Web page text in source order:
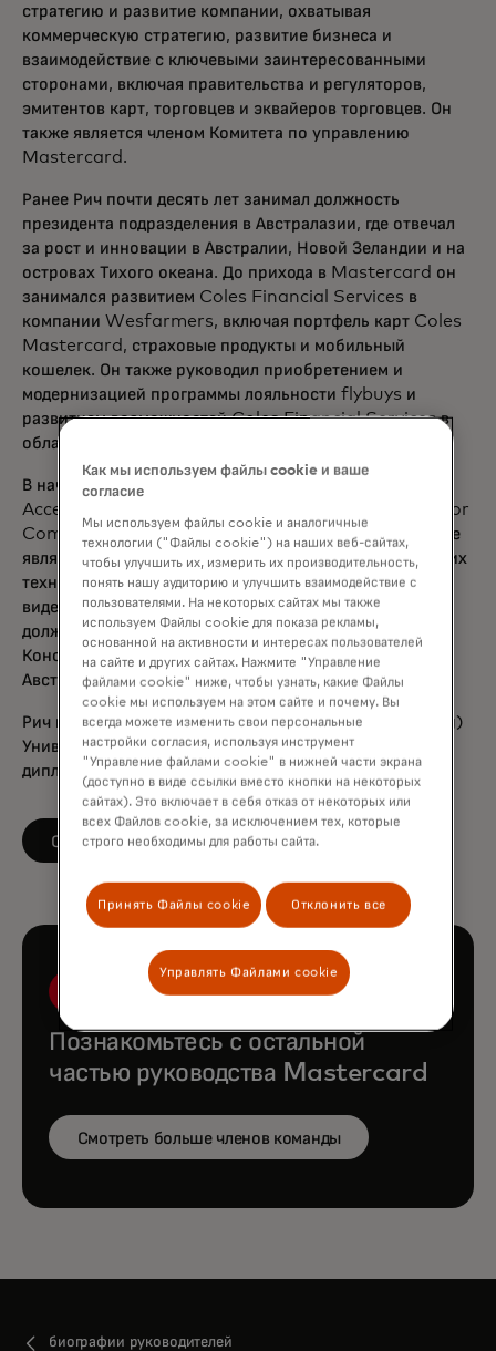
стратегию и развитие компании, охватывая
коммерческую стратегию, развитие бизнеса и
взаимодействие с ключевыми заинтересованными
сторонами, включая правительства и регуляторов,
эмитентов карт, торговцев и эквайеров торговцев. Он
также является членом Комитета по управлению
Mastercard.
Ранее Рич почти десять лет занимал должность
президента подразделения в Австралазии, где отвечал
за рост и инновации в Австралии, Новой Зеландии и на
островах Тихого океана. До прихода в Mastercard он
занимался развитием Coles Financial Services в
компании Wesfarmers, включая портфель карт Coles
Mastercard, страховые продукты и мобильный
кошелек. Он также руководил приобретением и
модернизацией программы лояльности flybuys и
развитием возможностей Coles Financial Services в
области анализа больших данных.
В начале своей карьеры Рич работал в компаниях
Accenture, Procter & Gamble, Unilever и Ford Motor
Company в Великобритании, Европе и Азии. Он также
является соучредителем стартапа в сфере медицинских
технологий, позволяющего проводить
видеоконсультации через смартфоны, и занимает
должность неисполнительного директора и члена
Консультативного совета по высоким достижениям
Австралийской федерации парусного спорта.
Рич имеет степень магистра машиностроения (M.Eng)
Университета Саутгемптона и является
дипломированным бухгалтером (ACMA, CGMA).
Следите за LinkedIn
opens in a new tab
Познакомьтесь с остальной
частью руководства Mastercard
Смотреть больше членов команды
биографии руководителей
Как мы используем файлы cookie и ваше
согласие
Мы используем файлы cookie и аналогичные
технологии ("Файлы cookie") на наших веб-сайтах,
чтобы улучшить их, измерить их производительность,
понять нашу аудиторию и улучшить взаимодействие с
пользователями. На некоторых сайтах мы также
используем Файлы cookie для показа рекламы,
основанной на активности и интересах пользователей
на сайте и других сайтах. Нажмите "Управление
файлами cookie" ниже, чтобы узнать, какие Файлы
cookie мы используем на этом сайте и почему. Вы
всегда можете изменить свои персональные
настройки согласия, используя инструмент
"Управление файлами cookie" в нижней части экрана
(доступно в виде ссылки вместо кнопки на некоторых
сайтах). Это включает в себя отказ от некоторых или
всех Файлов cookie, за исключением тех, которые
строго необходимы для работы сайта.
Принять Файлы cookie Отклонить все
Управлять Файлами cookie